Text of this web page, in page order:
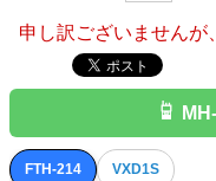
申し訳ございませんが
FTH-214 VXD1S